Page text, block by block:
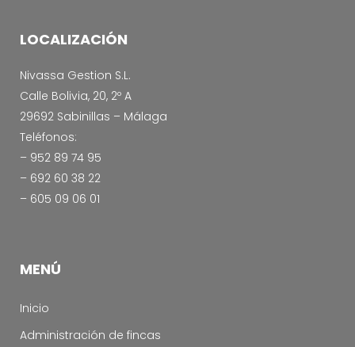
LOCALIZACIÓN
Nivassa Gestion S.L.
Calle Bolivia, 20, 2º A
29692 Sabinillas – Málaga
Teléfonos:
– 952 89 74 95
– 692 60 38 22
– 605 09 06 01
MENÚ
Inicio
Administración de fincas